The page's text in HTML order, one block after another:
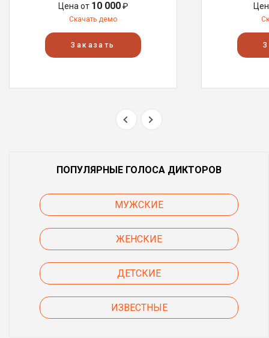
Цена от 10 000₽
Скачать демо
Заказать
ПОПУЛЯРНЫЕ ГОЛОСА ДИКТОРОВ
МУЖСКИЕ
ЖЕНСКИЕ
ДЕТСКИЕ
ИЗВЕСТНЫЕ